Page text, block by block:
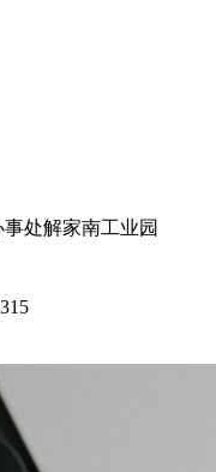
处解家南工业园